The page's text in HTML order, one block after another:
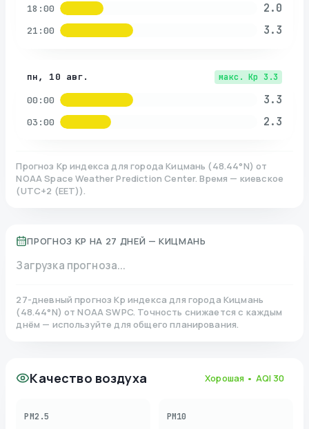
18:00 2.0
21:00 3.3
пн, 10 авг. макс. Kp 3.3
00:00 3.3
03:00 2.3
Прогноз Kp индекса для города Кицмань (48.44°N)от
NOAA Space Weather Prediction Center. Время — киевское
(UTC+2 (EET)).
ПРОГНОЗ KP НА 27 ДНЕЙ — КИЦМАНЬ
Загрузка прогноза...
27-дневный прогноз Kp индекса для города Кицмань
(48.44°N)от NOAA SWPC. Точность снижается с каждым
днём — используйте для общего планирования.
Качество воздуха Хорошая • AQI 30
PM2.5 PM10